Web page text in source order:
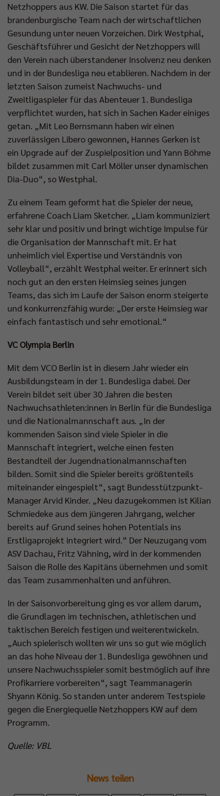
Netzhoppers aus KW. Die Saison startet für das
brandenburgische Team nach der wirtschaftlichen
Gesundung unter neuen Vorzeichen. Dirk Westphal,
Geschäftsführer und Gesicht der Netzhoppers will
den Verein nach überstandener Insolvenz neu denken
und in der Bundesliga neu etablieren. Nachdem in der
letzten Saison zumeist Nachwuchs- und
Zweitligaspieler für das Abenteuer 1. Bundesliga
verpflichtet wurden, hat sich in Sachen Kader einiges
getan. „Mit Leo Bernsmann haben wir einen
zuverlässigen Libero gewonnen, Hannes Gerken ist
ein Upgrade auf der Zuspielposition und Yann Böhme
bildet zusammen mit Carl Möller unser dynamischen
Dia-Duo“, so Westphal.
Zu einem Team geformt hat die Spieler der neue,
erfahrene Coach Liam Sketcher. „Liam kommuniziert
sehr klar und positiv und bringt wichtige Impulse für
die Organisation der Mannschaft mit. Er hat
unheimlich viel Expertise und Verständnis von
Volleyball“, erzählt Westphal weiter. Er erinnert sich
noch gut an den ersten Heimsieg seines jungen
Teams, das sich im Laufe der Saison enorm steigerte
und konkurrenzfähig wurde: „Der erste Heimsieg war
einfach fantastisch und sehr emotional.“
VC Olympia Berlin
Mit dem VCO Berlin ist in diesem Jahr wieder ein
Ausbildungsteam in der 1. Bundesliga dabei. Der
Verein bildet seit über 30 Jahren die besten
Nachwuchsathleten:innen in Berlin für die Bundesliga
und die Nationalmannschaft aus. „In der
kommenden Saison sind viele Spieler in die
Mannschaft integriert, welche einen festen
Bestandteil der Jugendnationalmannschaften
bilden. Somit sind die Spieler bereits größtenteils
miteinander eingespielt“, sagt Bundesstützpunkt-
Manager Arvid Kinder. „Neu dazugekommen ist Kilian
Schmiedeke aus dem jüngeren Jahrgang, welcher
bereits auf Grund seines hohen Potentials ins
Erstligaprojekt integriert wird.“ Der Neuzugang vom
ASV Dachau, Fritz Vähning, wird in der kommenden
Saison die Rolle des Kapitäns übernehmen und somit
das Team zusammenhalten und anführen.
In der Saisonvorbereitung ging es vor allem darum,
die Grundlagen im technischen, athletischen und
taktischen Bereich festigen und weiterentwickeln.
„Auch spielerisch wollten wir uns so gut wie möglich
an das hohe Niveau der 1. Bundesliga gewöhnen und
unsere Nachwuchsspieler somit bestmöglich auf ihre
Profikarriere vorbereiten“, sagt Teammanagerin
Shyann König. So standen unter anderem Testspiele
gegen die Energiequelle Netzhoppers KW auf dem
Programm.
Quelle: VBL
News teilen